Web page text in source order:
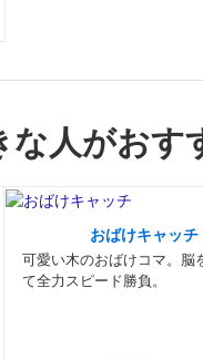
な人がおす
おばけキャッチ
可愛い木のおばけコマ。脳
て全力スピード勝負。